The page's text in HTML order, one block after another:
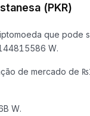
(PKR)
que pode
W.
de mercado de
W.